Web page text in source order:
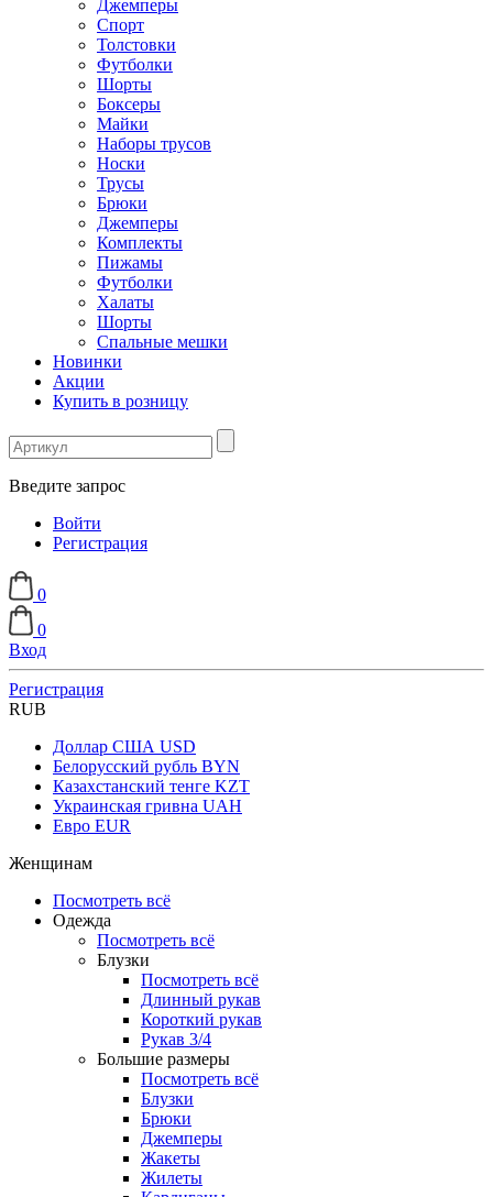
Джемперы
Спорт
Толстовки
Футболки
Шорты
Боксеры
Майки
Наборы трусов
Носки
Трусы
Брюки
Джемперы
Комплекты
Пижамы
Футболки
Халаты
Шорты
Спальные мешки
Новинки
Акции
Купить в розницу
Введите запрос
Войти
Регистрация
0
0
Вход
Регистрация
RUB
Доллар США USD
Белорусский рубль BYN
Казахстанский тенге KZT
Украинская гривна UAH
Евро EUR
Женщинам
Посмотреть всё
Одежда
Посмотреть всё
Блузки
Посмотреть всё
Длинный рукав
Короткий рукав
Рукав 3/4
Большие размеры
Посмотреть всё
Блузки
Брюки
Джемперы
Жакеты
Жилеты